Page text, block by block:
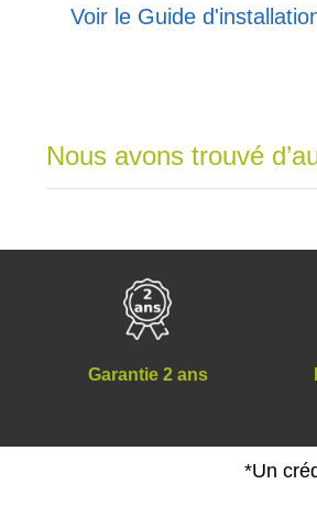
Voir le Guide
Nous avons trouvé
Garantie 2 ans
*Un